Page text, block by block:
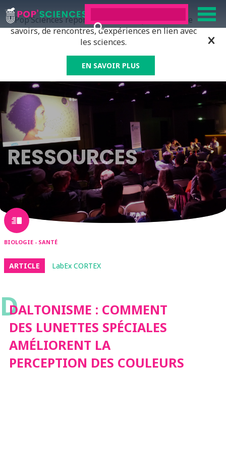
Pop’Sciences répond à tous ceux qui ont soif de
savoirs, de rencontres, d’expériences en lien avec
les sciences.
EN SAVOIR PLUS
RESSOURCES
BIOLOGIE - SANTÉ
ARTICLE LabEx CORTEX
DDALTONISME : COMMENT
DES LUNETTES SPÉCIALES
AMÉLIORENT LA
PERCEPTION DES COULEURS